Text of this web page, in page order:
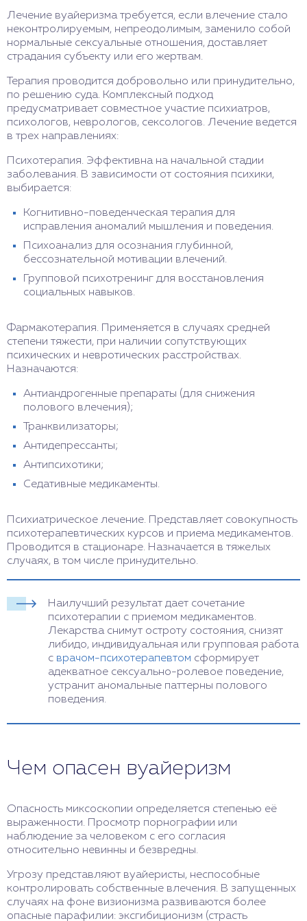
Лечение вуайеризма требуется, если влечение стало
неконтролируемым, непреодолимым, заменило собой
нормальные сексуальные отношения, доставляет
страдания субъекту или его жертвам.
Терапия проводится добровольно или принудительно,
по решению суда. Комплексный подход
предусматривает совместное участие психиатров,
психологов, неврологов, сексологов. Лечение ведется
в трех направлениях:
Психотерапия. Эффективна на начальной стадии
заболевания. В зависимости от состояния психики,
выбирается:
Когнитивно-поведенческая терапия для
исправления аномалий мышления и поведения.
Психоанализ для осознания глубинной,
бессознательной мотивации влечений.
Групповой психотренинг для восстановления
социальных навыков.
Фармакотерапия. Применяется в случаях средней
степени тяжести, при наличии сопутствующих
психических и невротических расстройствах.
Назначаются:
Антиандрогенные препараты (для снижения
полового влечения);
Транквилизаторы;
Антидепрессанты;
Антипсихотики;
Седативные медикаменты.
Психиатрическое лечение. Представляет совокупность
психотерапевтических курсов и приема медикаментов.
Проводится в стационаре. Назначается в тяжелых
случаях, в том числе принудительно.
Наилучший результат дает сочетание
психотерапии с приемом медикаментов.
Лекарства снимут остроту состояния, снизят
либидо, индивидуальная или групповая работа
с врачом-психотерапевтом сформирует
адекватное сексуально-ролевое поведение,
устранит аномальные паттерны полового
поведения.
Чем опасен вуайеризм
Опасность миксоскопии определяется степенью её
выраженности. Просмотр порнографии или
наблюдение за человеком с его согласия
относительно невинны и безвредны.
Угрозу представляют вуайеристы, неспособные
контролировать собственные влечения. В запущенных
случаях на фоне визионизма развиваются более
опасные парафилии: эксгибиционизм (страсть